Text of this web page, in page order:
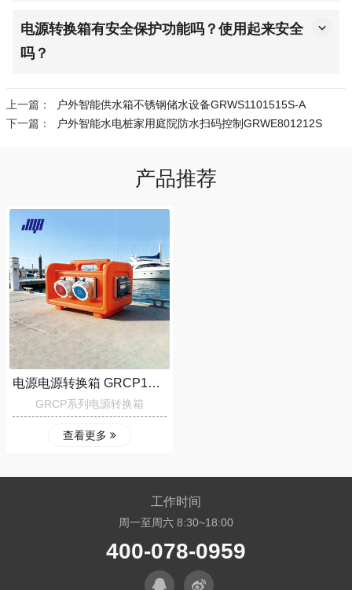
否正常，疑问可联系400-078-0959售后咨询。
购买的店铺联系客服人员安排处理
具备IP54防水防尘等级，可有效抵御工业厂房的粉尘、
潮湿、风雨等恶劣环境，耐用性强，使用寿命超10年。
电源转换箱有安全保护功能吗？使用起来安全
吗？
功能，严格遵循工业电力设备安全标准，可有效保护设
备及用电负载，使用过程安全可控，适配工业户外各类
上一篇：
户外智能供水箱不锈钢储水设备GRWS1101515S-A
下一篇：
户外智能水电桩家用庭院防水扫码控制GRWE801212S
产品推荐
电源电源转换箱 GRCP125-3-5-6-A
GRCP系列电源转换箱
查看更多
工作时间
周一至周六 8:30~18:00
400-078-0959